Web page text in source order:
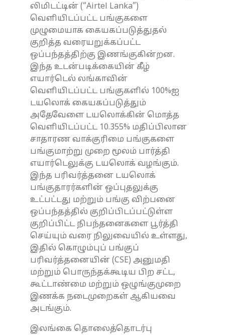
லிமிடட்டின் (“Airtel Lanka”)
வெளியிடப்பட்ட பங்குகளை
முழுமையாக கையகப்படுத்துதல்
குறித்த வரையறுக்கப்பட்ட
ஒப்பந்தத்திற்கு இணங்குகின்றன.
இந்த உடன்படிக்கையின் கீழ்
எயார்டெல் லங்காவின்
வெளியிடப்பட்ட பங்குகளில் 100%ஐ
டயலொக் கையகப்படுத்தும்
அதேவேளை டயலொக்கின் மொத்த
வெளியிடப்பட்ட 10.355% மதிப்பிலான
சாதாரண வாக்குரிமை பங்குகளை
பங்குமாற்று முறை மூலம் பார்த்தி
எயார்டெலுக்கு டயலொக் வழங்கும்.
இந்த பரிவர்த்தனை டயலொக்
பங்குதாரர்களின் ஒப்புதலுக்கு
உட்பட்டது மற்றும் பங்கு விற்பனை
ஒப்பந்தத்தில் குறிப்பிடப்பட்டுள்ள
குறிப்பிட்ட நிபந்தனைகளை பூர்த்தி
செய்யும் வரை நிலுவையில் உள்ளது,
இதில் கொழும்புப் பங்குப்
பரிவர்த்தனையின் (CSE) அனுமதி
மற்றும் பொருந்தக்கூடிய பிற சட்ட,
கூட்டாண்மை மற்றும் ஒழுங்குமுறை
இணக்க நடைமுறைகள் ஆகியவை
அடங்கும்.
இலங்கை தொலைத்தொடர்பு